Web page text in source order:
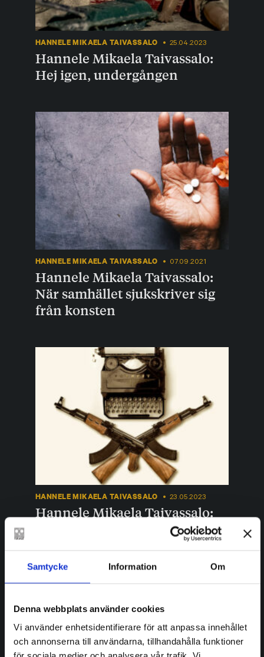
Samtycke Information Om
Denna webbplats använder cookies
Vi använder enhetsidentifierare för att anpassa innehållet
och annonserna till användarna, tillhandahålla funktioner
HANNELE MIKAELA TAIVASSALO 25.04.2023
Hannele Mikaela Taivassalo:
Hej igen, undergången
HANNELE MIKAELA TAIVASSALO 07.09.2021
Hannele Mikaela Taivassalo:
När samhället sjukskriver sig
från konsten
HANNELE MIKAELA TAIVASSALO 23.05.2023
Hannele Mikaela Taivassalo:
Allt man har kan man förlora